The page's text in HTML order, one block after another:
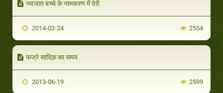
नवजात बच्चे के नामकरण में देरी
2014-02-24 2554
फज्रे सादिक़ का समय
2013-06-19 2599